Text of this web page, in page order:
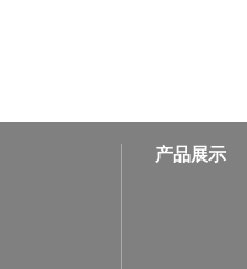
产品展示